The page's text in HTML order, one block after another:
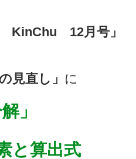
KinChu 12月号」
見直し」 に
」
と算出式